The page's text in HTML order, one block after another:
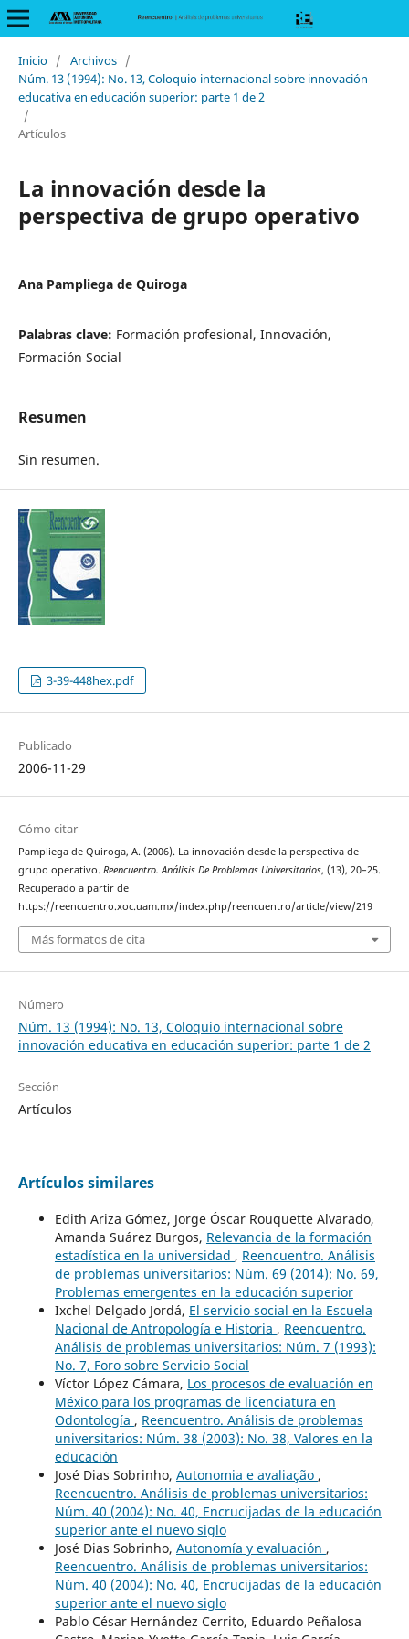
Inicio / Archivos /
Núm. 13 (1994): No. 13, Coloquio internacional sobre innovación
educativa en educación superior: parte 1 de 2
/
Artículos
La innovación desde la
perspectiva de grupo operativo
Ana Pampliega de Quiroga
Palabras clave: Formación profesional, Innovación,
Formación Social
Resumen
Sin resumen.
3-39-448hex.pdf
Publicado
2006-11-29
Cómo citar
Pampliega de Quiroga, A. (2006). La innovación desde la perspectiva de
grupo operativo. Reencuentro. Análisis De Problemas Universitarios, (13), 20–25.
Recuperado a partir de
https://reencuentro.xoc.uam.mx/index.php/reencuentro/article/view/219
Más formatos de cita
Número
Núm. 13 (1994): No. 13, Coloquio internacional sobre
innovación educativa en educación superior: parte 1 de 2
Sección
Artículos
Artículos similares
Edith Ariza Gómez, Jorge Óscar Rouquette Alvarado,
Amanda Suárez Burgos, Relevancia de la formación
estadística en la universidad , Reencuentro. Análisis
de problemas universitarios: Núm. 69 (2014): No. 69,
Problemas emergentes en la educación superior
Ixchel Delgado Jordá, El servicio social en la Escuela
Nacional de Antropología e Historia , Reencuentro.
Análisis de problemas universitarios: Núm. 7 (1993):
No. 7, Foro sobre Servicio Social
Víctor López Cámara, Los procesos de evaluación en
México para los programas de licenciatura en
Odontología , Reencuentro. Análisis de problemas
universitarios: Núm. 38 (2003): No. 38, Valores en la
educación
José Dias Sobrinho, Autonomia e avaliação ,
Reencuentro. Análisis de problemas universitarios:
Núm. 40 (2004): No. 40, Encrucijadas de la educación
superior ante el nuevo siglo
José Dias Sobrinho, Autonomía y evaluación ,
Reencuentro. Análisis de problemas universitarios:
Núm. 40 (2004): No. 40, Encrucijadas de la educación
superior ante el nuevo siglo
Pablo César Hernández Cerrito, Eduardo Peñalosa